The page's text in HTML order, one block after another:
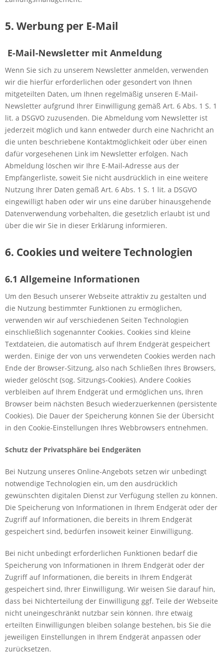
5. Werbung per E-Mail
E-Mail-Newsletter mit Anmeldung
Wenn Sie sich zu unserem Newsletter anmelden, verwenden
wir die hierfür erforderlichen oder gesondert von Ihnen
mitgeteilten Daten, um Ihnen regelmäßig unseren E-Mail-
Newsletter aufgrund Ihrer Einwilligung gemäß Art. 6 Abs. 1 S. 1
lit. a DSGVO zuzusenden. Die Abmeldung vom Newsletter ist
jederzeit möglich und kann entweder durch eine Nachricht an
die unten beschriebene Kontaktmöglichkeit oder über einen
dafür vorgesehenen Link im Newsletter erfolgen. Nach
Abmeldung löschen wir Ihre E-Mail-Adresse aus der
Empfängerliste, soweit Sie nicht ausdrücklich in eine weitere
Nutzung Ihrer Daten gemäß Art. 6 Abs. 1 S. 1 lit. a DSGVO
eingewilligt haben oder wir uns eine darüber hinausgehende
Datenverwendung vorbehalten, die gesetzlich erlaubt ist und
über die wir Sie in dieser Erklärung informieren.
6. Cookies und weitere Technologien
6.1 Allgemeine Informationen
Um den Besuch unserer Webseite attraktiv zu gestalten und
die Nutzung bestimmter Funktionen zu ermöglichen,
verwenden wir auf verschiedenen Seiten Technologien
einschließlich sogenannter Cookies. Cookies sind kleine
Textdateien, die automatisch auf Ihrem Endgerät gespeichert
werden. Einige der von uns verwendeten Cookies werden nach
Ende der Browser-Sitzung, also nach Schließen Ihres Browsers,
wieder gelöscht (sog. Sitzungs-Cookies). Andere Cookies
verbleiben auf Ihrem Endgerät und ermöglichen uns, Ihren
Browser beim nächsten Besuch wiederzuerkennen (persistente
Cookies). Die Dauer der Speicherung können Sie der Übersicht
in den Cookie-Einstellungen Ihres Webbrowsers entnehmen.
Schutz der Privatsphäre bei Endgeräten
Bei Nutzung unseres Online-Angebots setzen wir unbedingt
notwendige Technologien ein, um den ausdrücklich
gewünschten digitalen Dienst zur Verfügung stellen zu können.
Die Speicherung von Informationen in Ihrem Endgerät oder der
Zugriff auf Informationen, die bereits in Ihrem Endgerät
gespeichert sind, bedürfen insoweit keiner Einwilligung.
Bei nicht unbedingt erforderlichen Funktionen bedarf die
Speicherung von Informationen in Ihrem Endgerät oder der
Zugriff auf Informationen, die bereits in Ihrem Endgerät
gespeichert sind, Ihrer Einwilligung. Wir weisen Sie darauf hin,
dass bei Nichterteilung der Einwilligung ggf. Teile der Webseite
nicht uneingeschränkt nutzbar sein können. Ihre etwaig
erteilten Einwilligungen bleiben solange bestehen, bis Sie die
jeweiligen Einstellungen in Ihrem Endgerät anpassen oder
zurücksetzen.